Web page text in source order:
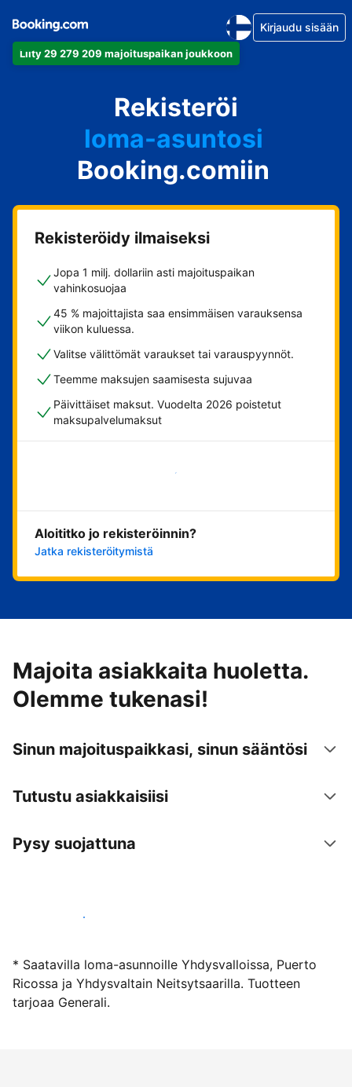
Liity 29 279 209 majoituspaikan joukkoon
Kirjaudu sisään
Rekisteröi
huoneistosi
hotellisi
loma-asuntosi
guesthousesi
bed & breakfastisi
Booking.comiin
Rekisteröidy ilmaiseksi
Jopa 1 milj. dollariin asti majoituspaikan
vahinkosuojaa
45 % majoittajista saa ensimmäisen varauksensa
viikon kuluessa.
Valitse välittömät varaukset tai varauspyynnöt.
Teemme maksujen saamisesta sujuvaa
Päivittäiset maksut. Vuodelta 2026 poistetut
maksupalvelumaksut
Aloita nyt
Aloititko jo rekisteröinnin?
Jatka rekisteröitymistä
Majoita asiakkaita huoletta.
Olemme tukenasi!
Sinun majoituspaikkasi, sinun sääntösi
Tutustu asiakkaisiisi
Pysy suojattuna
Ryhdy majoittajaksi
* Saatavilla loma-asunnoille Yhdysvalloissa, Puerto
Ricossa ja Yhdysvaltain Neitsytsaarilla. Tuotteen
tarjoaa Generali.